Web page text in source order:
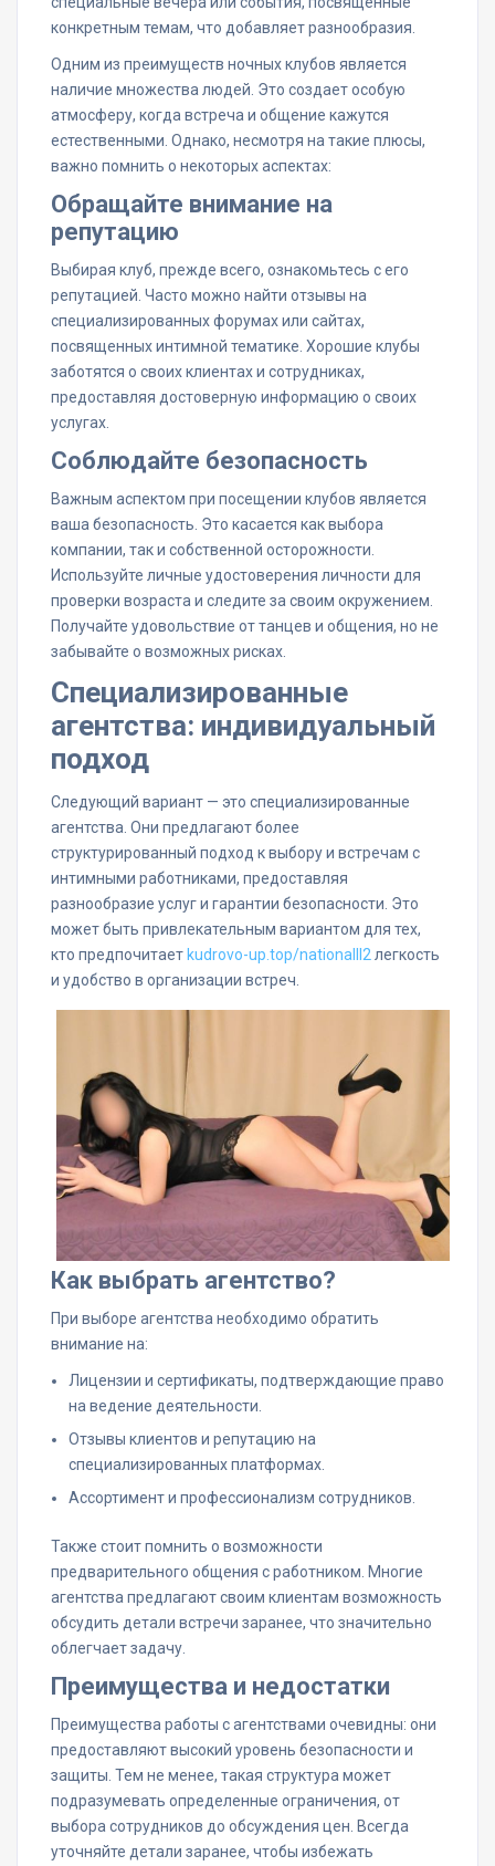
конкретным темам, что добавляет разнообразия.
Одним из преимуществ ночных клубов является
наличие множества людей. Это создает особую
атмосферу, когда встреча и общение кажутся
естественными. Однако, несмотря на такие плюсы,
важно помнить о некоторых аспектах:
Обращайте внимание на
репутацию
Выбирая клуб, прежде всего, ознакомьтесь с его
репутацией. Часто можно найти отзывы на
специализированных форумах или сайтах,
посвященных интимной тематике. Хорошие клубы
заботятся о своих клиентах и сотрудниках,
предоставляя достоверную информацию о своих
услугах.
Соблюдайте безопасность
Важным аспектом при посещении клубов является
ваша безопасность. Это касается как выбора
компании, так и собственной осторожности.
Используйте личные удостоверения личности для
проверки возраста и следите за своим окружением.
Получайте удовольствие от танцев и общения, но не
забывайте о возможных рисках.
Специализированные
агентства: индивидуальный
подход
Следующий вариант — это специализированные
агентства. Они предлагают более
структурированный подход к выбору и встречам с
интимными работниками, предоставляя
разнообразие услуг и гарантии безопасности. Это
может быть привлекательным вариантом для тех,
кто предпочитает kudrovo-up.top/nationalll2 легкость
и удобство в организации встреч.
Как выбрать агентство?
При выборе агентства необходимо обратить
внимание на:
Лицензии и сертификаты, подтверждающие право
на ведение деятельности.
Отзывы клиентов и репутацию на
специализированных платформах.
Ассортимент и профессионализм сотрудников.
Также стоит помнить о возможности
предварительного общения с работником. Многие
агентства предлагают своим клиентам возможность
обсудить детали встречи заранее, что значительно
облегчает задачу.
Преимущества и недостатки
Преимущества работы с агентствами очевидны: они
предоставляют высокий уровень безопасности и
защиты. Тем не менее, такая структура может
подразумевать определенные ограничения, от
выбора сотрудников до обсуждения цен. Всегда
уточняйте детали заранее, чтобы избежать